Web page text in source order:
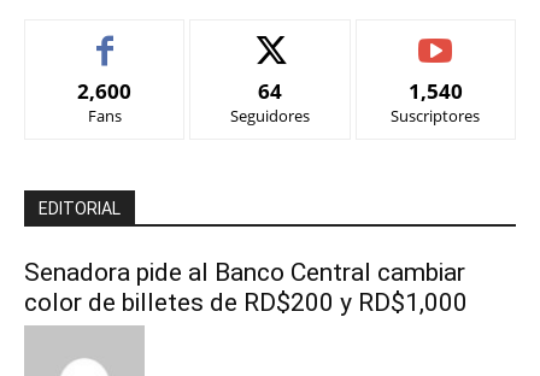
2,600
Fans
64
Seguidores
1,540
Suscriptores
EDITORIAL
Senadora pide al Banco Central cambiar
color de billetes de RD$200 y RD$1,000